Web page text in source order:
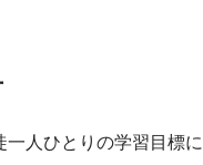
一人ひとりの学習目標に